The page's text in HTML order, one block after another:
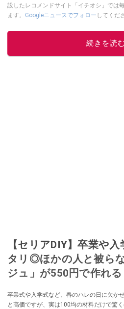
設したレコメンドサイト「イチオシ」では
ます。 Googleニュースでフォロー してくだ
このイ
続きを読
【セリアDIY】卒業や
タリ◎ほかの人と被ら
ジュ」が550円で作れる
卒業式や入学式など、春のハレの日に欠か
と高価ですが、実は100均の材料だけで驚